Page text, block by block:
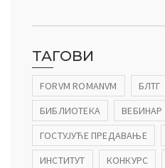
ТАГОВИ
FORVM ROMANVM БЛТГ
БИБЛИОТЕКА
ВЕБИНАР
ГОСТУЈУЋЕ ПРЕДАВАЊЕ
ИНСТИТУТ
КОНКУРС